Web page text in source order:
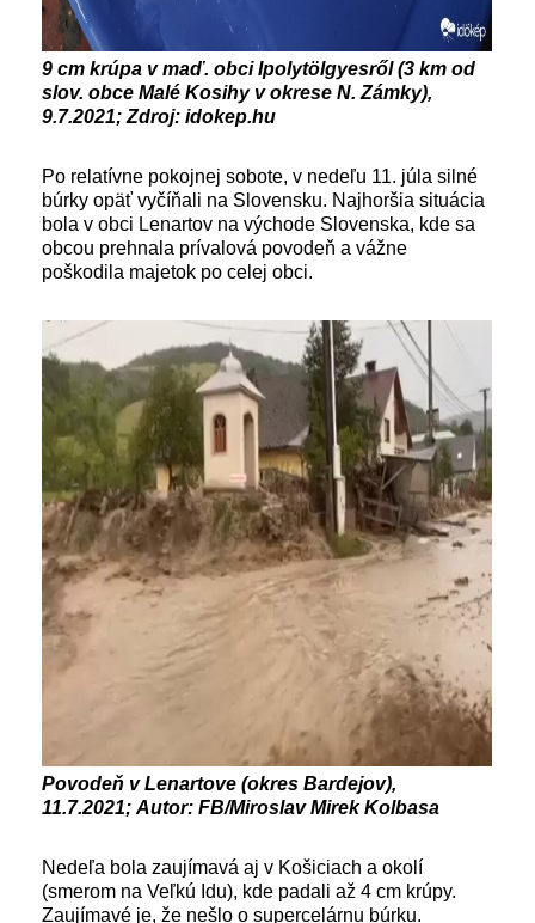
9 cm krúpa v maď. obci Ipolytölgyesről (3 km od
slov. obce Malé Kosihy v okrese N. Zámky),
9.7.2021; Zdroj: idokep.hu
Po relatívne pokojnej sobote, v nedeľu 11. júla silné
búrky opäť vyčíňali na Slovensku. Najhoršia situácia
bola v obci Lenartov na východe Slovenska, kde sa
obcou prehnala prívalová povodeň a vážne
poškodila majetok po celej obci.
Povodeň v Lenartove (okres Bardejov),
11.7.2021; Autor: FB/Miroslav Mirek Kolbasa
Nedeľa bola zaujímavá aj v Košiciach a okolí
(smerom na Veľkú Idu), kde padali až 4 cm krúpy.
Zaujímavé je, že nešlo o supercelárnu búrku.